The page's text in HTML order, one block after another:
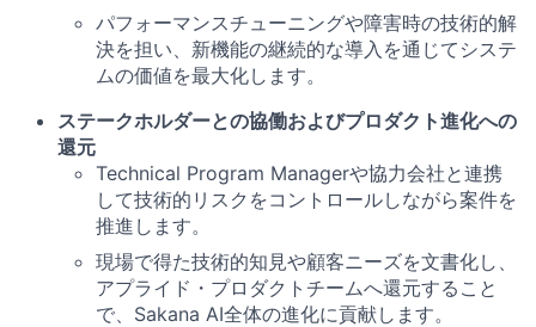
パフォーマンスチューニングや障害時の技術的解
決を担い、新機能の継続的な導入を通じてシステ
ムの価値を最大化します。
ステークホルダーとの協働およびプロダクト進化への
還元
Technical Program Managerや協力会社と連携
して技術的リスクをコントロールしながら案件を
推進します。
現場で得た技術的知見や顧客ニーズを文書化し、
アプライド・プロダクトチームへ還元すること
で、Sakana AI全体の進化に貢献します。